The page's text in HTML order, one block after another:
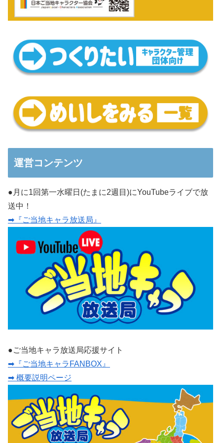
運営コンテンツ
●月に1回第一水曜日(たまに2週目)にYouTubeライブで放
送中！
➡『ご当地キャラ放送局』
●ご当地キャラ放送局応援サイト
➡『ご当地キャラFANBOX』
➡ 概要説明ページ